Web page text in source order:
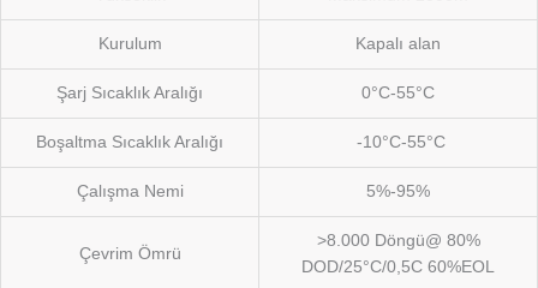
Kurulum Kapalı alan
Şarj Sıcaklık Aralığı 0°C-55°C
Boşaltma Sıcaklık Aralığı -10°C-55°C
Çalışma Nemi 5%-95%
Çevrim Ömrü
>8.000 Döngü@ 80%
DOD/25°C/0,5C 60%EOL